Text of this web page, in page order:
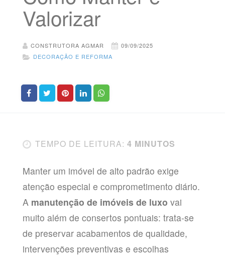
Valorizar
CONSTRUTORA AGMAR
09/09/2025
DECORAÇÃO E REFORMA
TEMPO DE LEITURA: 4 MINUTOS
Manter um imóvel de alto padrão exige
atenção especial e comprometimento diário.
A manutenção de imóveis de luxo vai
muito além de consertos pontuais: trata-se
de preservar acabamentos de qualidade,
intervenções preventivas e escolhas